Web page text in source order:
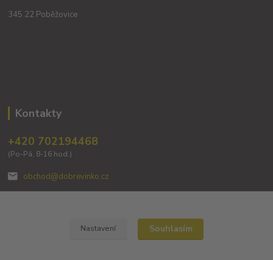
345 22 Poběžovice
Kontakty
+420 702194468
(Po-Pá, 8-16 hod.)
obchod@dobrevinko.cz
Nastavení Souhlasím